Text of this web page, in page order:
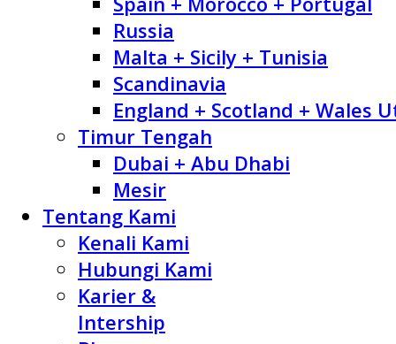
Russia
Malta + Sicily + Tunisia
Scandinavia
England + Scotland + Wales
Timur Tengah
Dubai + Abu Dhabi
Mesir
Tentang Kami
Kenali Kami
Hubungi Kami
Karier &
Intership